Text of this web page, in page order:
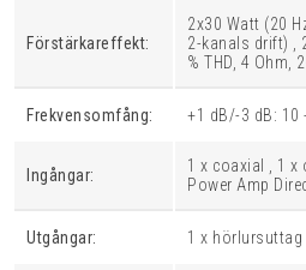
Förstärkareffekt:
2x30 Watt (20
2-kanals drift) ,
% THD, 4 Ohm,
Frekvensomfång: +1 dB/-3 dB: 10
Ingångar:
1 x coaxial , 1 x
Power Amp
Utgångar: 1 x hörlursuttag